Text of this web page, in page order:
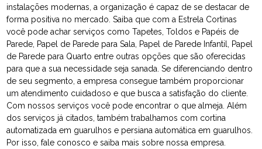
instalações modernas, a organização é capaz de se destacar de
forma positiva no mercado. Saiba que com a Estrela Cortinas
você pode achar serviços como Tapetes, Toldos e Papéis de
Parede, Papel de Parede para Sala, Papel de Parede Infantil, Papel
de Parede para Quarto entre outras opções que são oferecidas
para que a sua necessidade seja sanada. Se diferenciando dentro
de seu segmento, a empresa consegue também proporcionar
um atendimento cuidadoso e que busca a satisfação do cliente.
Com nossos serviços você pode encontrar o que almeja. Além
dos serviços já citados, também trabalhamos com cortina
automatizada em guarulhos e persiana automática em guarulhos.
Por isso, fale conosco e saiba mais sobre nossa empresa.